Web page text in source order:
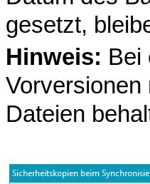
gesetzt,
Hinweis: Bei
Vorversionen
Dateien